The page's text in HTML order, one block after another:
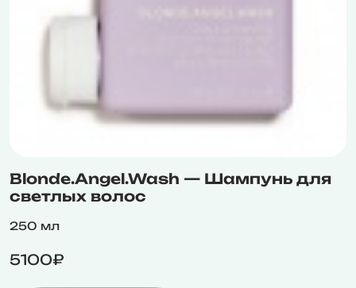
Blonde.Angel.Wash — Шампунь для
светлых волос
250 мл
5100₽